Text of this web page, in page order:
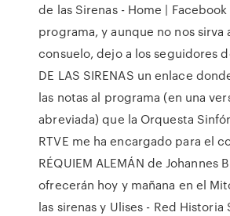
de las Sirenas - Home |
programa, y aunque no nos sirva
consuelo, dejo a los seguidores
DE LAS SIRENAS un enlace
las notas al programa (en una
abreviada) que la Orquesta
RTVE me ha encargado para el
RÉQUIEM ALEMÁN de Johannes
ofrecerán hoy y mañana en el
las sirenas y Ulises - Red Historia